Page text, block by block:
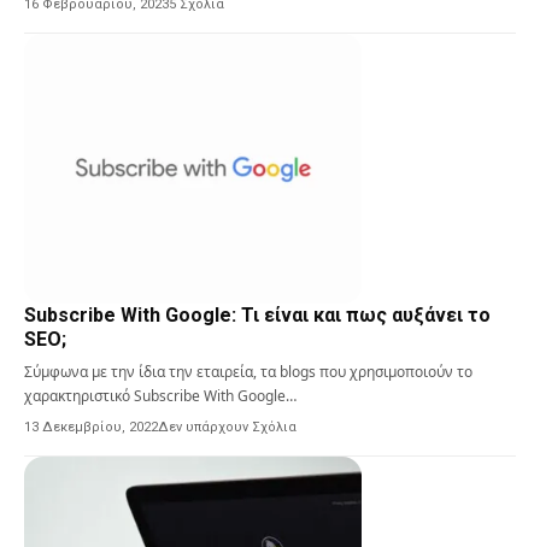
16 Φεβρουαρίου, 20235 Σχόλια
Subscribe With Google: Τι είναι και πως αυξάνει το
SEO;
Σύμφωνα με την ίδια την εταιρεία, τα blogs που χρησιμοποιούν το
χαρακτηριστικό Subscribe With Google…
13 Δεκεμβρίου, 2022Δεν υπάρχουν Σχόλια